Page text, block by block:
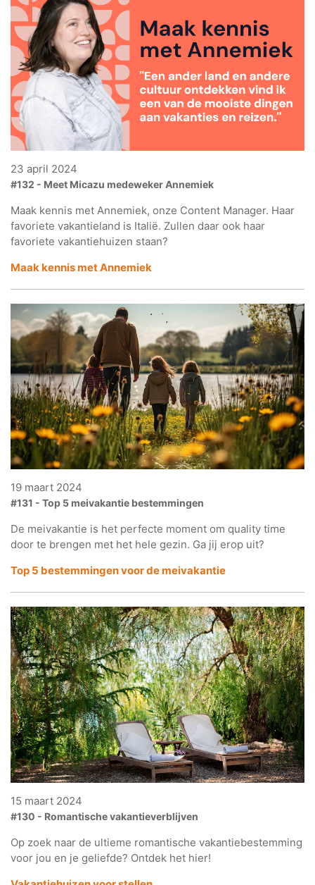
23 april 2024
#132 - Meet Micazu medeweker Annemiek
Maak kennis met Annemiek, onze Content Manager. Haar
favoriete vakantieland is Italië. Zullen daar ook haar
favoriete vakantiehuizen staan?
Maak kennis met Annemiek
19 maart 2024
#131 - Top 5 meivakantie bestemmingen
De meivakantie is het perfecte moment om quality time
door te brengen met het hele gezin. Ga jij erop uit?
Top 5 bestemmingen voorde meivakantie
15 maart 2024
#130 - Romantische vakantieverblijven
Op zoek naar de ultieme romantische vakantiebestemming
voor jou en je geliefde? Ontdek het hier!